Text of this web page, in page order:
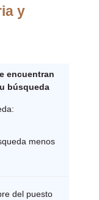
y
encuentran
búsqueda
menos
del puesto